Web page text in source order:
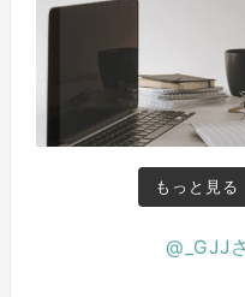
もっと見る
@_GJJ